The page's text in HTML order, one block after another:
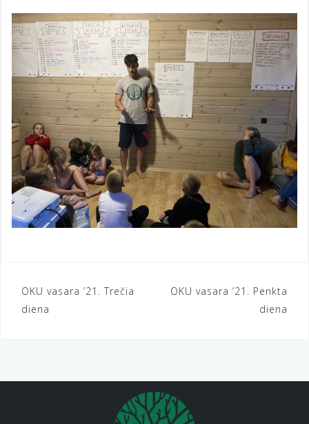
Navigacija
tarp
OKU vasara ’21. Trečia
diena
OKU vasara ’21. Penkta
diena